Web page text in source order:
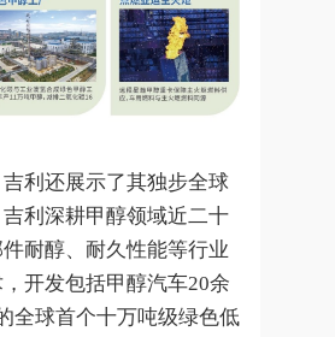
利还展示了其独步全球
利深耕甲醇领域近二十
耐醇、耐久性能等行业
开发包括甲醇汽车20余
全球首个十万吨级绿色低